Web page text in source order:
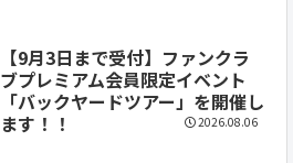
【9月3日まで受付】ファンクラ
ブプレミアム会員限定イベント
「バックヤードツアー」を開催し
ます！！
2026.08.06